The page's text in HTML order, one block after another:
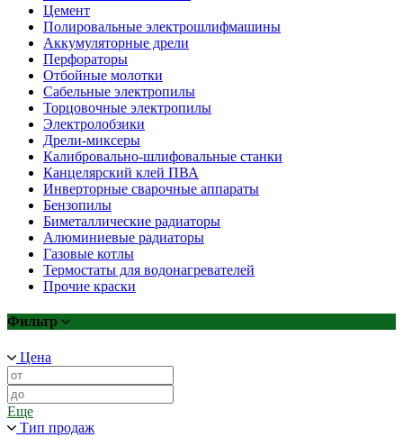
Цемент
Полировальные электрошлифмашины
Аккумуляторные дрели
Перфораторы
Отбойные молотки
Сабельные электропилы
Торцовочные электропилы
Электролобзики
Дрели-миксеры
Калибровально-шлифовальные станки
Канцелярский клей ПВА
Инверторные сварочные аппараты
Бензопилы
Биметаллические радиаторы
Алюминиевые радиаторы
Газовые котлы
Термостаты для водонагревателей
Прочие краски
Фильтр
Цена
Еще
Тип продаж